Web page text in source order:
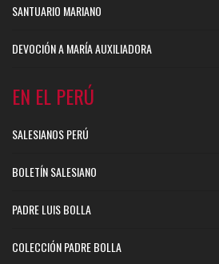
SANTUARIO MARIANO
DEVOCIÓN A MARÍA AUXILIADORA
EN EL PERÚ
SALESIANOS PERÚ
BOLETÍN SALESIANO
PADRE LUIS BOLLA
COLECCIÓN PADRE BOLLA